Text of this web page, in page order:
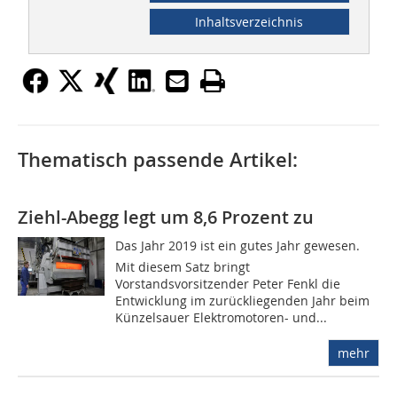
Inhaltsverzeichnis
Thematisch passende Artikel:
Ziehl-Abegg legt um 8,6 Prozent zu
Das Jahr 2019 ist ein gutes Jahr gewesen.
Mit diesem Satz bringt
Vorstandsvorsitzender Peter Fenkl die
Entwicklung im zurückliegenden Jahr beim
Künzelsauer Elektromotoren- und...
mehr